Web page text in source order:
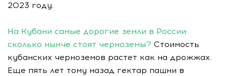
2023 году.
На Кубани самые дорогие земли в России:
сколько нынче стоят черноземы? Стоимость
кубанских черноземов растет как на дрожжах.
Еще пять лет тому назад гектар пашни в